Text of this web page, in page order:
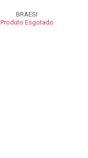
BRAESI
Produto Esgotado